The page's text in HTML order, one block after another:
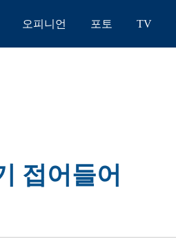
오피니언 포토 TV
접어들어